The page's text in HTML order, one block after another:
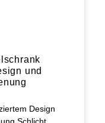
und
Design